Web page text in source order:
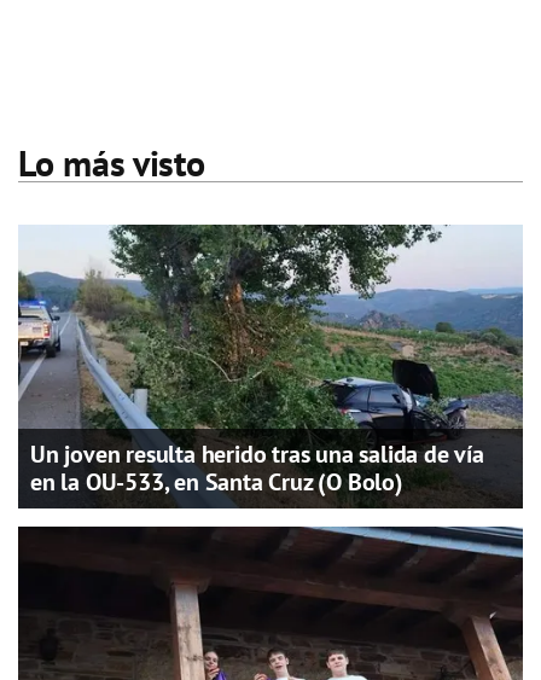
Lo más visto
Un joven resulta herido tras una salida de vía
en la OU-533, en Santa Cruz (O Bolo)